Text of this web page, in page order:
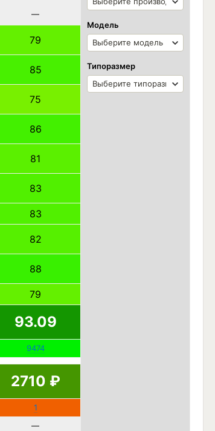
Модель
Типоразмер
—
79
85
75
86
81
83
83
82
88
79
93.09
9474
2710 ₽
1
—